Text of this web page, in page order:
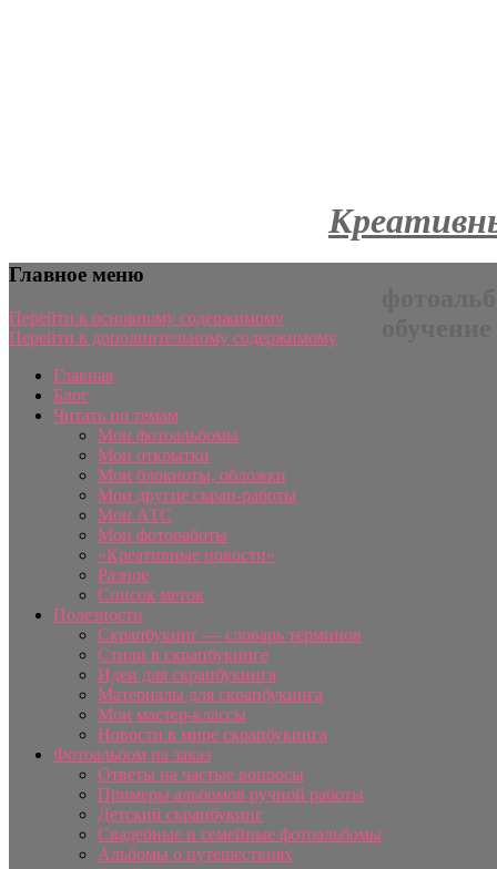
Главное меню
Перейти к основному содержимому
Перейти к дополнительному содержимому
Главная
Блог
Читать по темам
Мои фотоальбомы
Мои открытки
Мои блокноты, обложки
Мои другие скрап-работы
Мои АТС
Мои фотоработы
«Креативные новости»
Разное
Список меток
Полезности
Скрапбукинг — словарь терминов
Стили в скрапбукинге
Идеи для скрапбукинга
Материалы для скрапбукинга
Мои мастер-классы
Новости в мире скрапбукинга
Фотоальбом на заказ
Ответы на частые вопросы
Примеры альбомов ручной работы
Детский скрапбукинг
Свадебные и семейные фотоальбомы
Альбомы о путешествиях